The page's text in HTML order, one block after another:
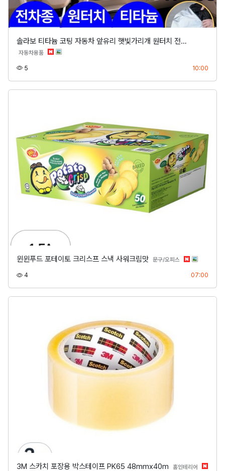
솔라보 티타늄 코팅 자동차 앞유리 햇빛가리개 원터치 전…
자동차용품분류
5 10:00
윈윈푸드 포테이토 크리스프 스낵 사워크림맛 문구/오피스 분류
4조회 07:00
3M 스카치 포장용 박스테이프 PK65 48mmx40m 홈인테리어 분류